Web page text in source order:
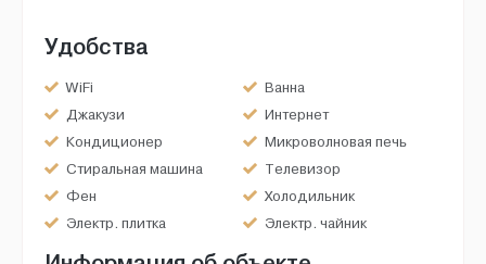
Удобства
WiFi
Ванна
Джакузи
Интернет
Кондиционер
Микроволновая печь
Стиральная машина
Телевизор
Фен
Холодильник
Электр. плитка
Электр. чайник